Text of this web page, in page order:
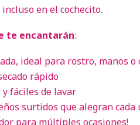
en el cochecito.
te encantarán:
ideal para rostro, manos o
rápido
fáciles de lavar
surtidos que alegran cada
para múltiples ocasiones!